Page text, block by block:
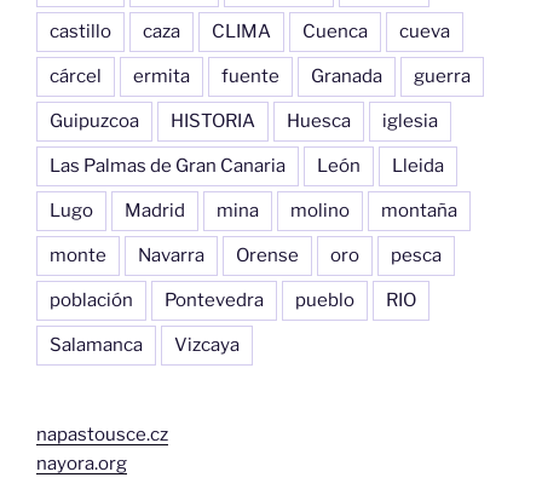
castillo caza CLIMA Cuenca cueva
cárcel ermita fuente Granada guerra
Guipuzcoa HISTORIA Huesca iglesia
Las Palmas de Gran Canaria León Lleida
Lugo Madrid mina molino montaña
monte Navarra Orense oro pesca
población Pontevedra pueblo RIO
Salamanca Vizcaya
napastousce.cz
nayora.org